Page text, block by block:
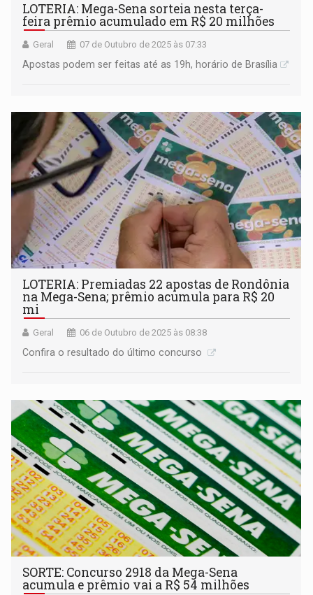
LOTERIA: Mega-Sena sorteia nesta terça-
feira prêmio acumulado em R$ 20 milhões
Geral 07 de Outubro de 2025 às 07:33
Apostas podem ser feitas até as 19h, horário de Brasília
LOTERIA: Premiadas 22 apostas de Rondônia
na Mega-Sena; prêmio acumula para R$ 20
mi
Geral 06 de Outubro de 2025 às 08:38
Confira o resultado do último concurso
SORTE: Concurso 2918 da Mega-Sena
acumula e prêmio vai a R$ 54 milhões